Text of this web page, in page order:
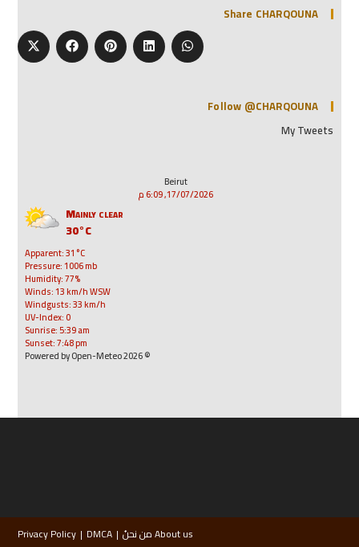
Share CHARQOUNA
Follow @CHARQOUNA
My Tweets
Beirut
17/07/2026, 6:09 م
Mainly clear
30°C
Apparent: 31°C
Pressure: 1006 mb
Humidity: 77%
Winds: 13 km/h WSW
Windgusts: 33 km/h
UV-Index: 0
Sunrise: 5:39 am
Sunset: 7:48 pm
© 2026 Powered by Open-Meteo
About us من نحنُ DMCA
Privacy Policy